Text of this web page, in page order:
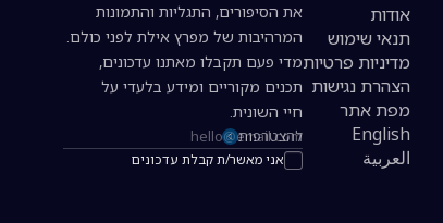
אודות
תנאי שימוש
מדיניות פרטיות
הצהרת נגישות
מפת אתר
English
العربية
את הסיפורים, התגליות והתמונות
המרהיבות של מפרץ אילת לפני כולם.
מדי פעם תקבלו מאתנו עדכונים,
תכנים מקוריים ומידע בלעדי על
חיי השונית.
כתובת אימייל להרשמה לניוזלטר
אני מאשר/ת קבלת עדכונים
להצטרפות